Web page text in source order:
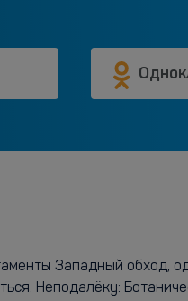
Западный обход,
Неподалёку: